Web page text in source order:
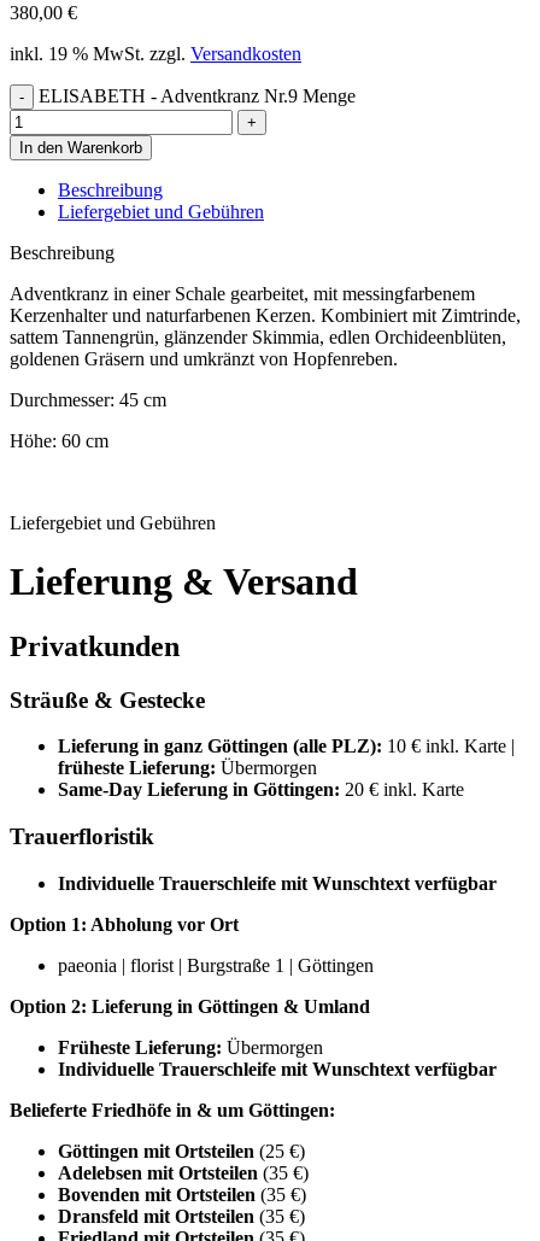
380,00 €
inkl. 19 % MwSt. zzgl. Versandkosten
ELISABETH - Adventkranz Nr.9 Menge
In den Warenkorb
Beschreibung
Liefergebiet und Gebühren
Beschreibung
Adventkranz in einer Schale gearbeitet, mit messingfarbenem
Kerzenhalter und naturfarbenen Kerzen. Kombiniert mit Zimtrinde,
sattem Tannengrün, glänzender Skimmia, edlen Orchideenblüten,
goldenen Gräsern und umkränzt von Hopfenreben.
Durchmesser: 45 cm
Höhe: 60 cm
Liefergebiet und Gebühren
Lieferung & Versand
Privatkunden
Sträuße & Gestecke
Lieferung in ganz Göttingen (alle PLZ): 10 € inkl. Karte |
früheste Lieferung: Übermorgen
Same-Day Lieferung in Göttingen: 20 € inkl. Karte
Trauerfloristik
Individuelle Trauerschleife mit Wunschtext verfügbar
Option 1: Abholung vor Ort
paeonia | florist | Burgstraße 1 | Göttingen
Option 2: Lieferung in Göttingen & Umland
Früheste Lieferung: Übermorgen
Individuelle Trauerschleife mit Wunschtext verfügbar
Belieferte Friedhöfe in & um Göttingen:
Göttingen mit Ortsteilen (25 €)
Adelebsen mit Ortsteilen (35 €)
Bovenden mit Ortsteilen (35 €)
Dransfeld mit Ortsteilen (35 €)